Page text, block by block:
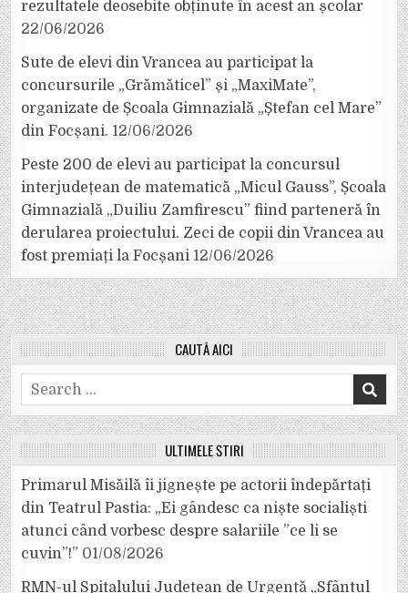
rezultatele deosebite obținute în acest an școlar
22/06/2026
Sute de elevi din Vrancea au participat la
concursurile „Grămăticel” și „MaxiMate”,
organizate de Școala Gimnazială „Ștefan cel Mare”
din Focșani. 12/06/2026
Peste 200 de elevi au participat la concursul
interjudețean de matematică „Micul Gauss”, Școala
Gimnazială „Duiliu Zamfirescu” fiind parteneră în
derularea proiectului. Zeci de copii din Vrancea au
fost premiați la Focșani 12/06/2026
CAUTĂ AICI
Search
for:
ULTIMELE ȘTIRI
Primarul Misăilă îi jignește pe actorii îndepărtați
din Teatrul Pastia: „Ei gândesc ca niște socialiști
atunci când vorbesc despre salariile ”ce li se
cuvin”!” 01/08/2026
RMN-ul Spitalului Județean de Urgență „Sfântul